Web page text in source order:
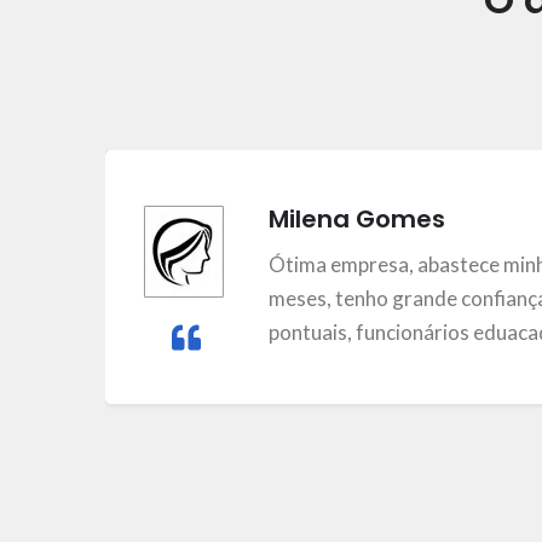
Milena Gomes
Ótima empresa, abastece
meses, tenho grande
pontuais, funcionários